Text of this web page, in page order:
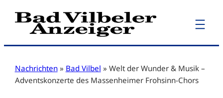
Zum
Inhalt
Nachrichten » Bad Vilbel » Welt der Wunder & Musik –
Adventskonzerte des Massenheimer Frohsinn-Chors